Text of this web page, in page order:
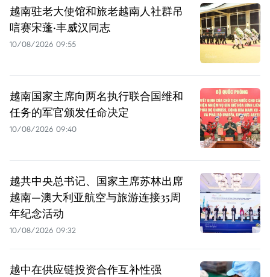
越南驻老大使馆和旅老越南人社群吊
唁赛宋蓬·丰威汉同志
10/08/2026 09:55
越南国家主席向两名执行联合国维和
任务的军官颁发任命决定
10/08/2026 09:40
越共中央总书记、国家主席苏林出席
越南—澳大利亚航空与旅游连接35周
年纪念活动
10/08/2026 09:32
越中在供应链投资合作互补性强